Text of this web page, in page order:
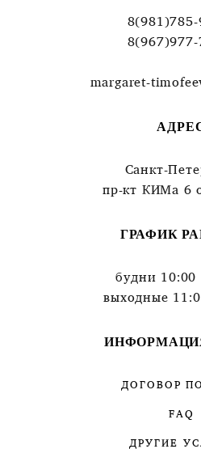
margaret-
Санкт-
пр-кт КИМа 6
ГРАФИК
будни
выходные
ДОГОВОР
FAQ
ДРУГИЕ